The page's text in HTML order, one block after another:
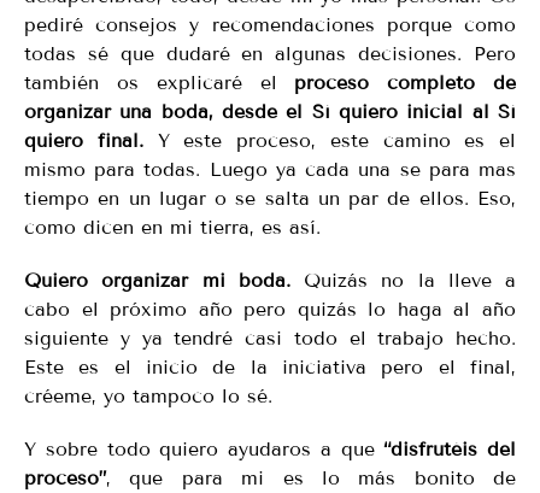
pediré consejos y recomendaciones porque como
todas sé que dudaré en algunas decisiones. Pero
también os explicaré el proceso completo de
organizar una boda, desde el Sí quiero inicial al Sí
quiero final.Y este proceso, este camino es el
mismo para todas. Luego ya cada una se para mas
tiempo en un lugar o se salta un par de ellos. Eso,
como dicen en mi tierra, es así.
Quiero organizar mi boda.Quizás no la lleve a
cabo el próximo año pero quizás lo haga al año
siguiente y ya tendré casi todo el trabajo hecho.
Este es el inicio de la iniciativa pero el final,
créeme, yo tampoco lo sé.
Y sobre todo quiero ayudaros a que“disfrutéis del
proceso”, que para mi es lo más bonito de